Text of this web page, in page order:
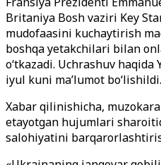
Britaniya Bosh vaziri Key
mudofaasini kuchaytirish
boshqa yetakchilari bilan
o‘tkazadi. Uchrashuv
iyul kuni ma’lumot bo‘lishildi.
Xabar qilinishicha,
etayotgan hujumlari
salohiyatini